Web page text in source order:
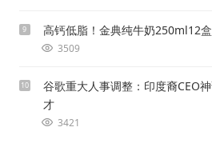
9 高钙低脂！金典纯牛奶250ml12
3509
10
谷歌重大人事调整：印度裔CEO
才
3421